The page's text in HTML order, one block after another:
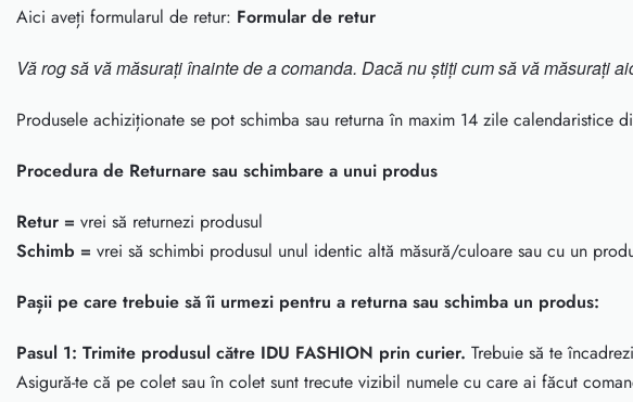
Aici aveți formularul de retur: Formular de retur
Vă rog să vă măsurați înainte de a comanda. Dacă nu știți cum să vă măsurați
Produsele achiziționate se pot schimba sau returna în maxim 14 zile calendaristice
Procedura de Returnare sau schimbare a unui produs
Retur = vrei să returnezi produsul
Schimb = vrei să schimbi produsul unul identic altă măsură/culoare sau cu un
Pașii pe care trebuie să îi urmezi pentru a returna sau schimba un produs:
Pasul 1: Trimite produsul către IDU FASHION prin curier. Trebuie să te
Asigură-te că pe colet sau în colet sunt trecute vizibil numele cu care ai făcut